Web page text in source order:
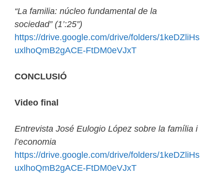
“La familia: núcleo fundamental de la
sociedad” (1’:25”)
https://drive.google.com/drive/folders/1keDZliHs
uxlhoQmB2gACE-FtDM0eVJxT
CONCLUSIÓ
Video final
Entrevista José Eulogio López sobre la família i
l’economia
https://drive.google.com/drive/folders/1keDZliHs
uxlhoQmB2gACE-FtDM0eVJxT